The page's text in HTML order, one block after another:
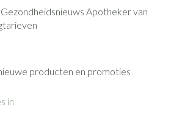
Gezondheidsnieuws Apotheker van
producten en promoties